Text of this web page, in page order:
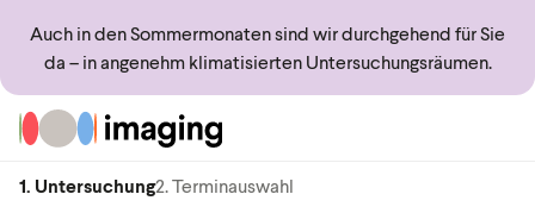
Auch in den Sommermonaten sind wir durchgehend für Sie
da – in angenehm klimatisierten Untersuchungsräumen.
Zur Startseite
1. Untersuchung2. Terminauswahl